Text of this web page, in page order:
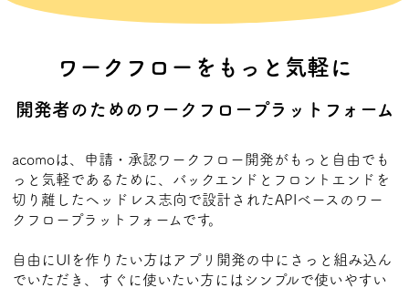
ワークフローをもっと気軽に
開発者のためのワークフロープラットフォーム
acomoは、申請・承認ワークフロー開発がもっと自由でも
っと気軽であるために、バックエンドとフロントエンドを
切り離したヘッドレス志向で設計されたAPIベースのワー
クフロープラットフォームです。
自由にUIを作りたい方はアプリ開発の中にさっと組み込ん
でいただき、すぐに使いたい方にはシンプルで使いやすい